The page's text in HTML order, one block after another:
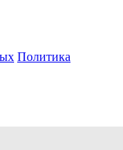
Политика